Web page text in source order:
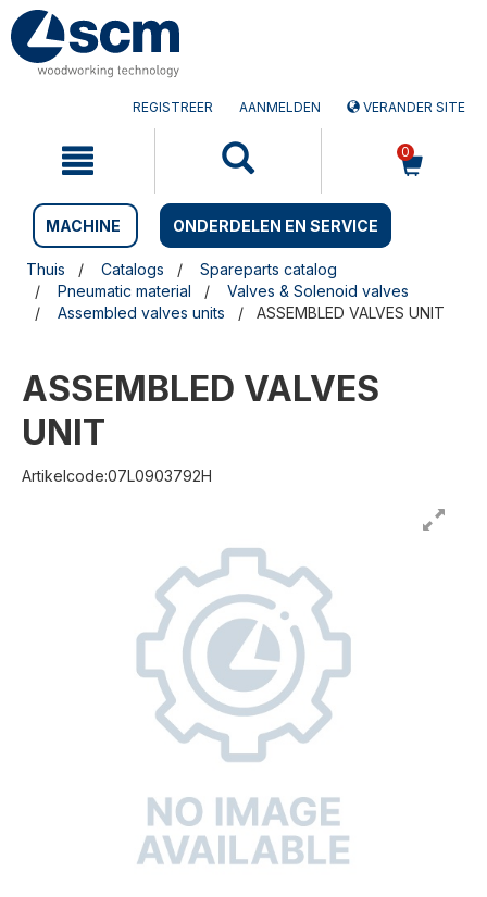
Doorgaan
naar
artikel
naar
het
navigatiemenu
REGISTREER AANMELDEN VERANDER SITE
0
MACHINE ONDERDELEN EN SERVICE
Thuis Catalogs
Spareparts catalog
Pneumatic material
Valves & Solenoid valves
Assembled valves units
ASSEMBLED VALVES UNIT
ASSEMBLED VALVES
UNIT
Artikelcode:07L0903792H